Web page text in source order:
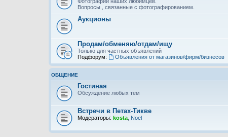
Вопросы , связанные с фотографированием.
Аукционы
Продам/обменяю/отдам/ищу
Только для частных объявлений
Подфорум:
Объявления от магазинов/фирм/бизнесов
ОБЩЕНИЕ
Гостиная
Обсуждение любых тем
Встречи в Петах-Тикве
Модераторы: kosta Noel